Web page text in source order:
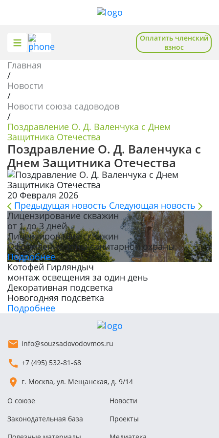
Оплатить членский
взнос
О союзе
Отделения
Новости
База знаний
Полезное и познавательное
Записаться на приём
Вступить в союз
Главная
/
Новости
/
Новости союза садоводов
/
Поздравление О. Д. Валенчука с Днем
Защитника Отечества
Поздравление О. Д. Валенчука с
Днем Защитника Отечества
20 Февраля 2026
Предыдущая новость Следующая новость
Лицензирование скважин
от 1 до 3 дней
Лицензирование скважин
Оформление зоны санитарной охраны
Подробнее
Котофей Гирляндыч
монтаж освещения за один день
Декоративная подсветка
Новогодняя подсветка
Подробнее
г. Москва, ул. Мещанская, д. 9/14
+7 (495) 532-81-68
info@souzsadovodovmos.ru
О союзе
Новости
Законодательная база
Проекты